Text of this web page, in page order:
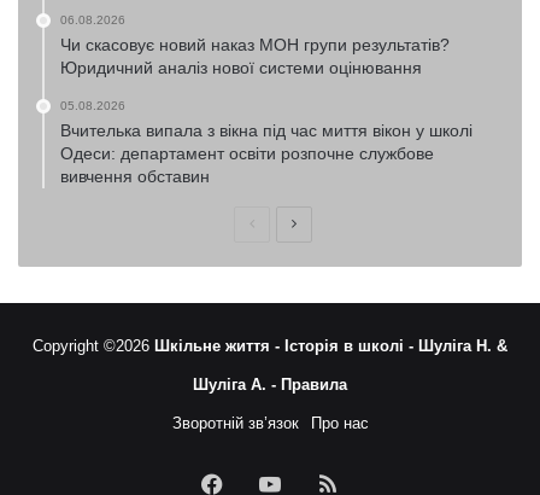
06.08.2026
Чи скасовує новий наказ МОН групи результатів?
Юридичний аналіз нової системи оцінювання
05.08.2026
Вчителька випала з вікна під час миття вікон у школі
Одеси: департамент освіти розпочне службове
вивчення обставин
ПопередняНаступна
Copyright ©2026 Шкільне життя - Історія в школі - Шуліга Н. &
Шуліга А. - Правила
Зворотній зв’язок Про нас
FacebookYouTubeRSS